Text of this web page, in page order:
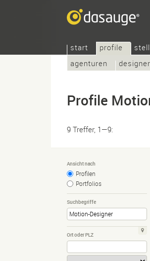
start
profile
agenturen
designer
Profile
9 Treffer, 1—9:
Ansicht nach
Profilen
Portfolios
Suchbegriffe
Ort oder PLZ